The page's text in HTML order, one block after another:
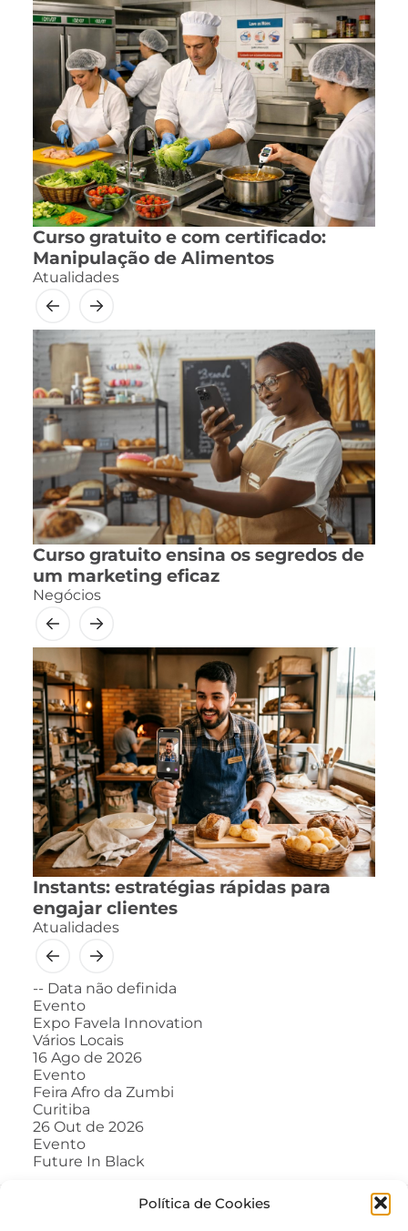
Política de Cookies
Curso gratuito e com certificado:
Manipulação de Alimentos
Atualidades
Curso gratuito ensina os segredos de
um marketing eficaz
Negócios
Instants: estratégias rápidas para
engajar clientes
Atualidades
-- Data não definida
Evento
Expo Favela Innovation
Vários Locais
16 Ago de 2026
Evento
Feira Afro da Zumbi
Curitiba
26 Out de 2026
Evento
Future In Black